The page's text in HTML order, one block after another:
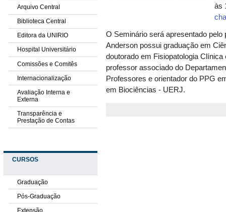
Arquivo Central
Biblioteca Central
Editora da UNIRIO
Hospital Universitário
Comissões e Comitês
Internacionalização
Avaliação Interna e
Externa
Transparência e
Prestação de Contas
CURSOS
Graduação
Pós-Graduação
Extensão
às
O Seminário será apresentado
Anderson possui graduação em
doutorado em Fisiopatologia
professor associado do
Professores e orientador do PPG
em Biociências - UERJ.